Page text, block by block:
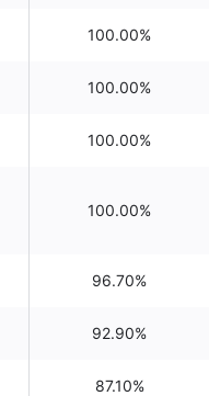
100.00%
100.00%
100.00%
100.00%
96.70%
92.90%
87.10%